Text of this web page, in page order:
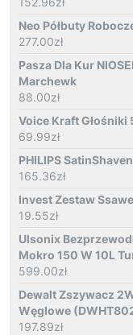
Neo Półbuty
277.00zł
Pasza Dla Kur
Marchewk
88.00zł
Voice Kraft Głośniki
69.99zł
PHILIPS
165.36zł
Invest Zestaw
19.55zł
Ulsonix
Mokro 150 W 10L
599.00zł
Dewalt Zszywacz
Węglowe
197.89zł